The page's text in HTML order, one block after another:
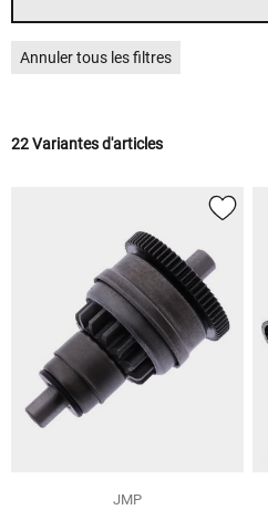
Annuler tous les filtres
22 Variantes d'articles
JMP